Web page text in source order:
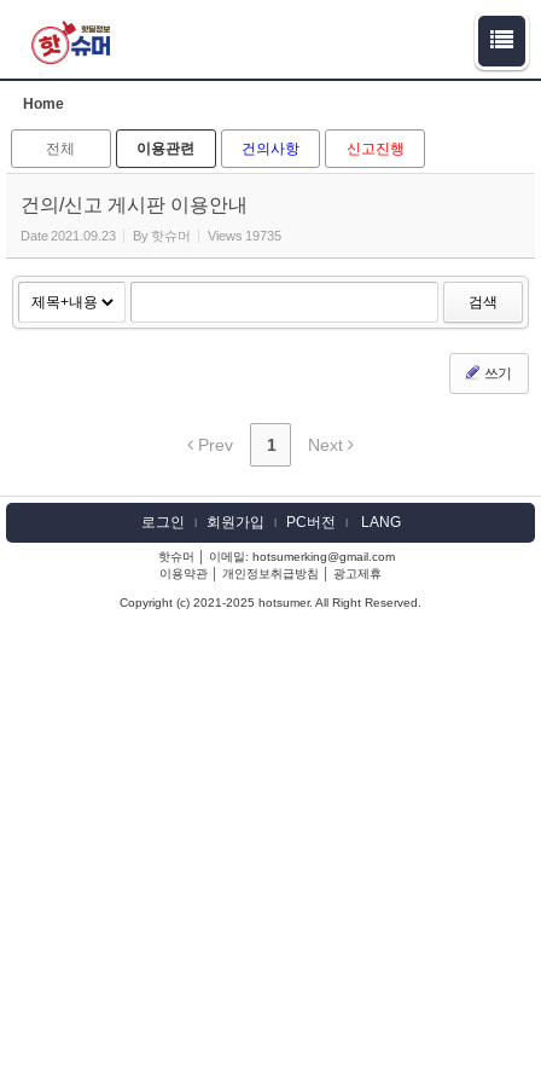
Home
전체 이용관련 건의사항 신고진행
건의/신고 게시판 이용안내
Date2021.09.23 By 핫슈머 Views 19735
검색
쓰기
Prev 1 Next
로그인 l 회원가입 l PC버전 l LANG
핫슈머 │ 이메일: hotsumerking@gmail.com
이용약관
개인정보취급방침 광고제휴
Copyright (c) 2021-2025 hotsumer. All Right Reserved.